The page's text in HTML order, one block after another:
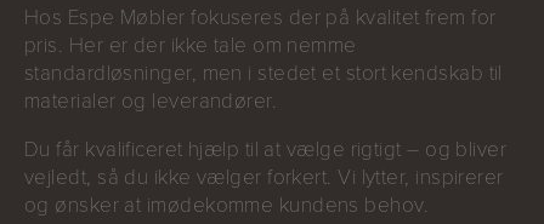
Hos Espe Møbler fokuseres der på kvalitet frem for
pris. Her er der ikke tale om nemme
standardløsninger, men i stedet et stort kendskab til
materialer og leverandører.
Du får kvalificeret hjælp til at vælge rigtigt – og bliver
vejledt, så du ikke vælger forkert. Vi lytter, inspirerer
og ønsker at imødekomme kundens behov.